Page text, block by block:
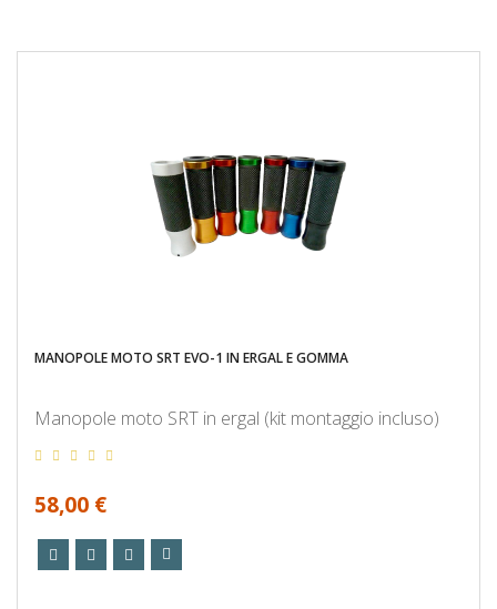
MANOPOLE MOTO SRT EVO-1 IN ERGAL E GOMMA
Manopole moto SRT in ergal (kit montaggio incluso)
58,00 €